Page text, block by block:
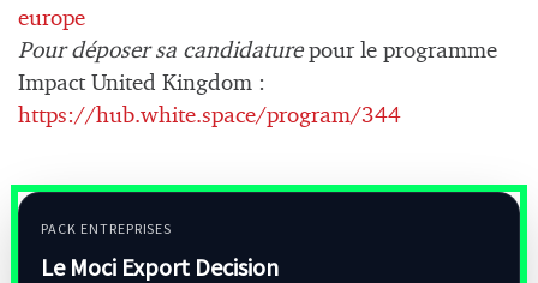
europe
Pour déposer sa candidaturepour le programme
Impact United Kingdom :
https://hub.white.space/program/344
PACK ENTREPRISES
Le Moci Export Decision